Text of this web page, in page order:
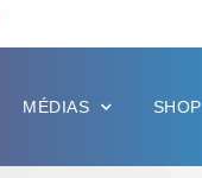
MÉDIAS SHOP